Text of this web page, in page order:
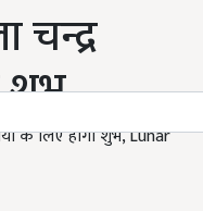
शुभ
के लिए होगा शुभ, Lunar